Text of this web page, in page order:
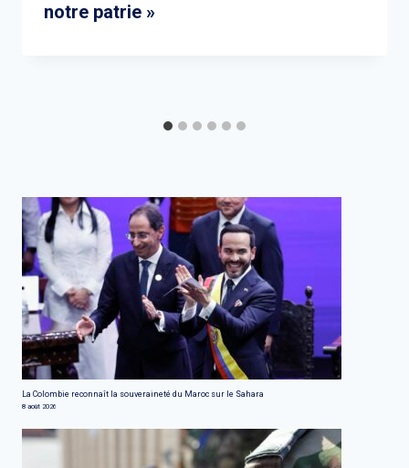
notre patrie »
La Colombie reconnaît la souveraineté du Maroc sur le Sahara
8 août 2026